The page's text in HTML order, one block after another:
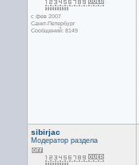
с фев 2007
Санкт-Петербург
Сообщений: 8149
sibirjac
Модератор раздела